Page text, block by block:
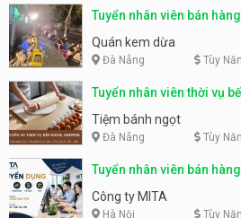
Tuyển nhân viên bán
Quán kem dừa
Đà Nẵng Tùy
Tuyển nhân viên thời vụ
Tiệm bánh ngọt
Đà Nẵng Tùy
Tuyển nhân viên bán
parttime, fulltime
Công ty MITA
Hà Nội Tùy